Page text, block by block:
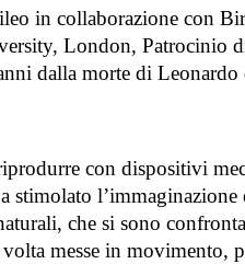
in collaborazione con
London, Patrocinio
dalla morte di
con dispositivi
stimolato
che si sono
messe in movimento,